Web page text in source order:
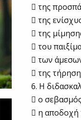
 της
 της
 της
 του
 των
 της
6. Η
 ο
 η αποδοχή